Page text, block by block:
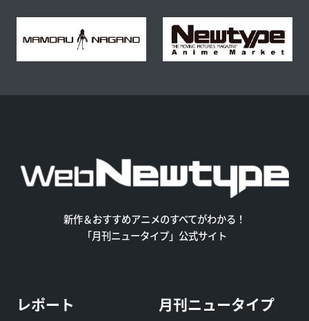
新作＆おすすめアニメのすべてがわかる！
「月刊ニュータイプ」公式サイト
レポート
月刊ニュータイプ